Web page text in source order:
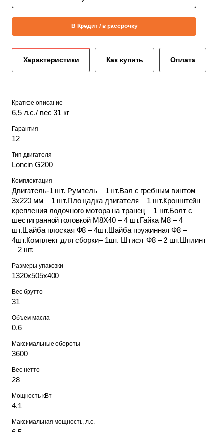
В Кредит / в рассрочку
Характеристики Как купить Оплата
Краткое описание
6,5 л.с./ вес 31 кг
Гарантия
12
Тип двигателя
Loncin G200
Комплектация
Двигатель-1 шт. Румпель – 1шт.Вал с гребным винтом
3х220 мм – 1 шт.Площадка двигателя – 1 шт.Кронштейн
крепления лодочного мотора на транец – 1 шт.Болт с
шестигранной головкой M8X40 – 4 шт.Гайка М8 – 4
шт.Шайба плоская Ф8 – 4шт.Шайба пружинная Ф8 –
4шт.Комплект для сборки– 1шт. Штифт Ф8 – 2 шт.Шплинт
– 2 шт.
Размеры упаковки
1320х505х400
Вес брутто
31
Объем масла
0.6
Максимальные обороты
3600
Вес нетто
28
Мощность кВт
4.1
Максимальная мощность, л.с.